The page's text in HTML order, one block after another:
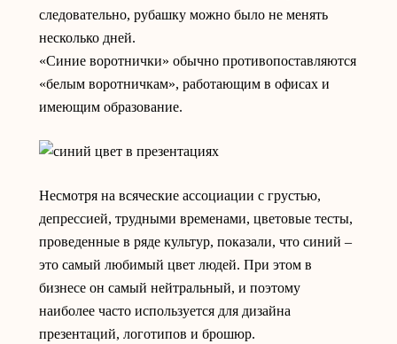
следовательно, рубашку можно было не менять
несколько дней.
«Синие воротнички» обычно противопоставляются
«белым воротничкам», работающим в офисах и
имеющим образование.
Несмотря на всяческие ассоциации с грустью,
депрессией, трудными временами, цветовые тесты,
проведенные в ряде культур, показали, что синий –
это самый любимый цвет людей. При этом в
бизнесе он самый нейтральный, и поэтому
наиболее часто используется для дизайна
презентаций, логотипов и брошюр.